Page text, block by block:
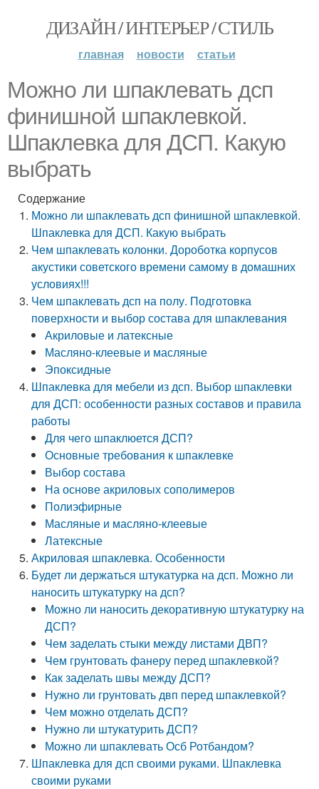
ДИЗАЙН / ИНТЕРЬЕР / СТИЛЬ
главная новости статьи
Можно ли шпаклевать дсп
финишной шпаклевкой.
Шпаклевка для ДСП. Какую
выбрать
Содержание
Можно ли шпаклевать дсп финишной шпаклевкой.
Шпаклевка для ДСП. Какую выбрать
Чем шпаклевать колонки. Дороботка корпусов
акустики советского времени самому в домашних
условиях!!!
Чем шпаклевать дсп на полу. Подготовка
поверхности и выбор состава для шпаклевания
Акриловые и латексные
Масляно-клеевые и масляные
Эпоксидные
Шпаклевка для мебели из дсп. Выбор шпаклевки
для ДСП: особенности разных составов и правила
работы
Для чего шпаклюется ДСП?
Основные требования к шпаклевке
Выбор состава
На основе акриловых сополимеров
Полиэфирные
Масляные и масляно-клеевые
Латексные
Акриловая шпаклевка. Особенности
Будет ли держаться штукатурка на дсп. Можно ли
наносить штукатурку на дсп?
Можно ли наносить декоративную штукатурку на
ДСП?
Чем заделать стыки между листами ДВП?
Чем грунтовать фанеру перед шпаклевкой?
Как заделать швы между ДСП?
Нужно ли грунтовать двп перед шпаклевкой?
Чем можно отделать ДСП?
Нужно ли штукатурить ДСП?
Можно ли шпаклевать Осб Ротбандом?
Шпаклевка для дсп своими руками. Шпаклевка
своими руками